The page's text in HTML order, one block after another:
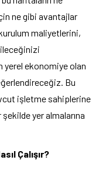
ne gibi avantajlar
kurulum maliyetlerini,
yerel ekonomiye olan
Bu
işletme sahiplerine
yer almalarına
Çalışır?